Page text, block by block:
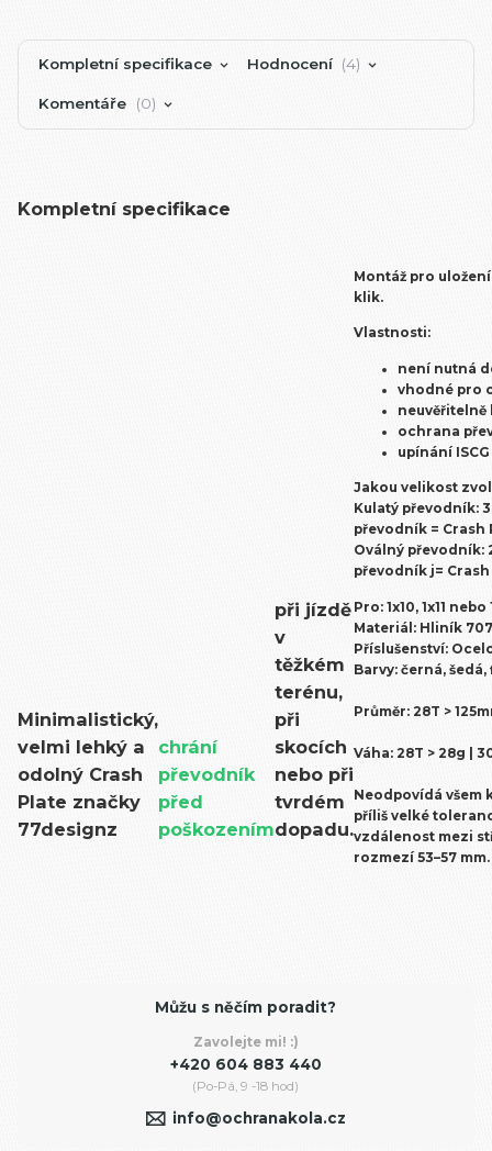
Kompletní specifikace Hodnocení 4
Komentáře 0
Kompletní specifikace
Minimalistický,
velmi lehký a
odolný Crash
Plate značky
77designz
chrání
převodník
před
poškozením
při jízdě
v
těžkém
terénu,
při
skocích
nebo při
tvrdém
dopadu.
Montáž pro
klik.
Vlastnosti:
není nutná
vhodné pro
neuvěřitelně
ochrana
upínání
Jakou velikost
Kulatý převodník:
převodník = Crash
Oválný převodník:
převodník j=
Pro: 1x10, 1x11
Materiál: Hliník
Příslušenství:
Barvy: černá,
Průměr: 28T >
Váha: 28T > 28g |
Neodpovídá všem
příliš velké
vzdálenost mezi
rozmezí 53–57 mm.
Můžu s něčím poradit?
Zavolejte mi! :)
+420 604 883 440
(Po-Pá, 9 -18 hod)
info@ochranakola.cz